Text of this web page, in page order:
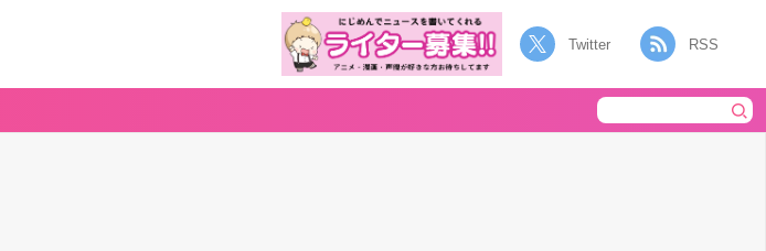
Twitter RSS